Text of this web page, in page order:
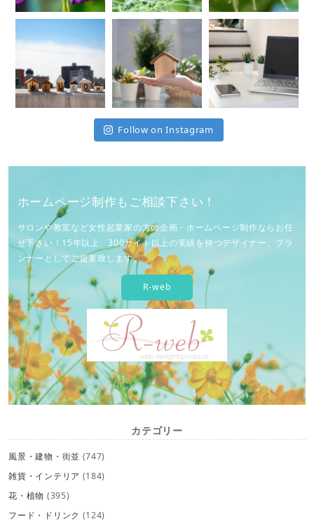
Follow on Instagram
ホームページ制作もご相談下さい！
サロンや教室など女性起業家の方の企画・ホームページ制作ならお任
せ下さい！15年以上、300サイト以上の実績を持つデザイナー、プラ
ンナーとしてご提案致します。
R-web
カテゴリー
風景・建物・街並 (747)
雑貨・インテリア (184)
花・植物 (395)
フード・ドリンク (124)